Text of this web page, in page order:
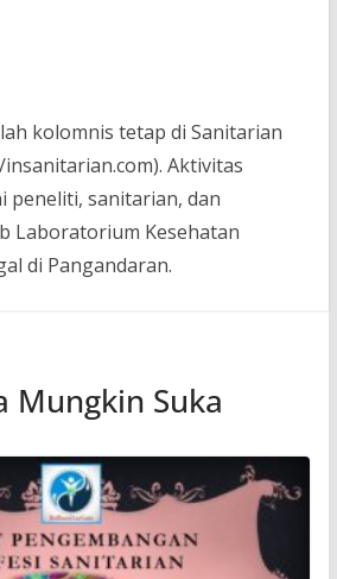
kolomnis tetap di Sanitarian
Aktivitas
peneliti, sanitarian, dan
Laboratorium Kesehatan
di Pangandaran.
Mungkin Suka